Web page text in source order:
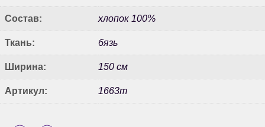
Состав: хлопок 100%
Ткань: бязь
Ширина: 150 см
Артикул: 1663т